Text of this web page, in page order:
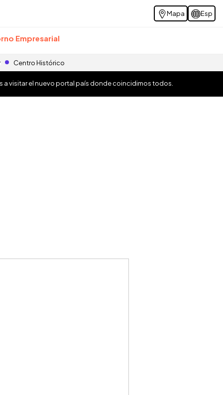
Mapa Esp
Empresarial
Centro Histórico
a visitar el nuevo portal país donde coincidimos todos.